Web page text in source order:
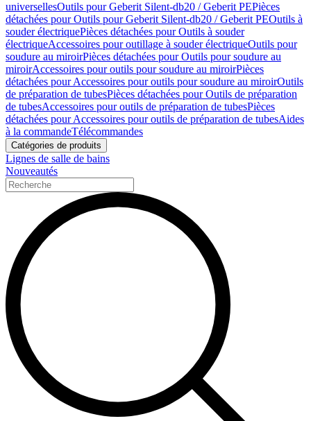
universellesOutils pour Geberit Silent-db20 / Geberit PEPièces
détachées pour Outils pour Geberit Silent-db20 / Geberit PEOutils à
souder électriquePièces détachées pour Outils à souder
électriqueAccessoires pour outillage à souder électriqueOutils pour
soudure au miroirPièces détachées pour Outils pour soudure au
miroirAccessoires pour outils pour soudure au miroirPièces
détachées pour Accessoires pour outils pour soudure au miroirOutils
de préparation de tubesPièces détachées pour Outils de préparation
de tubesAccessoires pour outils de préparation de tubesPièces
détachées pour Accessoires pour outils de préparation de tubesAides
à la commandeTélécommandes
Catégories de produits
Lignes de salle de bains
Nouveautés